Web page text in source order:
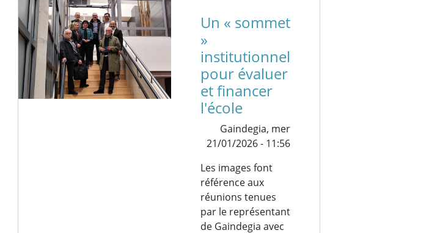
Un « sommet
»
institutionnel
pour évaluer
et financer
l'école
Gaindegia, mer
21/01/2026 - 11:56
Les images font
référence aux
réunions tenues
par le représentant
de Gaindegia avec